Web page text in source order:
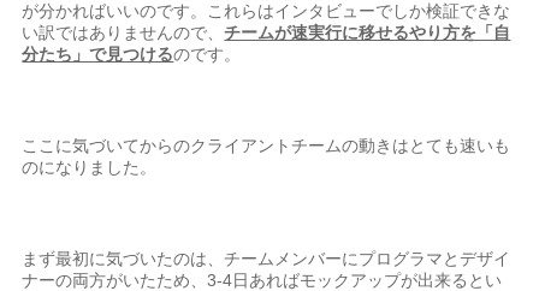
が分かればいいのです。これらはインタビューでしか検証できな
い訳ではありませんので、チームが速実行に移せるやり方を「自
分たち」で見つけるのです。
ここに気づいてからのクライアントチームの動きはとても速いも
のになりました。
まず最初に気づいたのは、チームメンバーにプログラマとデザイ
ナーの両方がいたため、3-4日あればモックアップが出来るとい